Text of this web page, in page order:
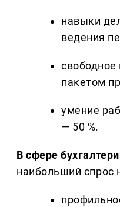
навыки
ведения
пакетом
умение
— 50 %.
В сфере
наибольший спрос